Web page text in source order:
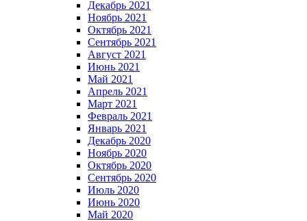
Декабрь 2021
Ноябрь 2021
Октябрь 2021
Сентябрь 2021
Август 2021
Июнь 2021
Май 2021
Апрель 2021
Март 2021
Февраль 2021
Январь 2021
Декабрь 2020
Ноябрь 2020
Октябрь 2020
Сентябрь 2020
Июль 2020
Июнь 2020
Май 2020